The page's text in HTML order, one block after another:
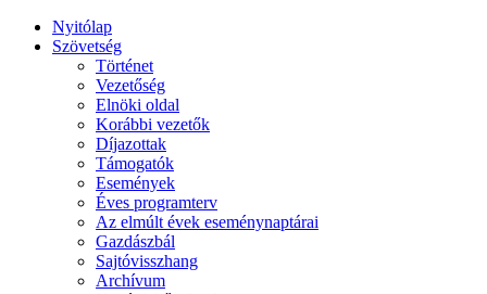
Nyitólap
Szövetség
Történet
Vezetőség
Elnöki oldal
Korábbi vezetők
Díjazottak
Támogatók
Események
Éves programterv
Az elmúlt évek eseménynaptárai
Gazdászbál
Sajtóvisszhang
Archívum